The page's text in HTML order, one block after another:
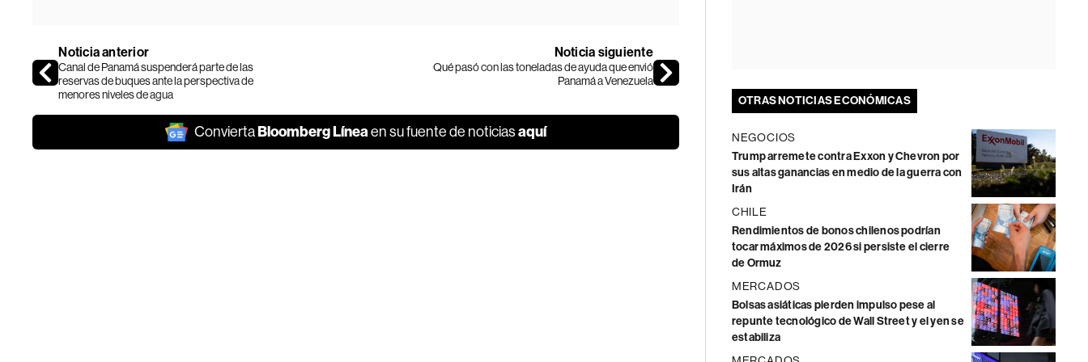
Noticia anterior
Canal de Panamá suspenderá parte de las
reservas de buques ante la perspectiva de
menores niveles de agua
Noticia siguiente
Qué pasó con las toneladas de ayuda que envió
Panamá a Venezuela
ConviertaBloomberg Líneaen su fuente de noticiasaquí
OTRAS NOTICIAS ECONÓMICAS
NEGOCIOS
Trump arremete contra Exxon y Chevron por
sus altas ganancias en medio de la guerra con
Irán
CHILE
Rendimientos de bonos chilenos podrían
tocar máximos de 2026 si persiste el cierre
de Ormuz
MERCADOS
Bolsas asiáticas pierden impulso pese al
repunte tecnológico de Wall Street y el yen se
estabiliza